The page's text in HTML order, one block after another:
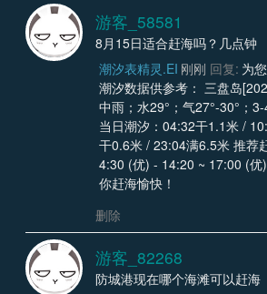
游客_58581
8月15日适合赶海吗？几点钟
潮汐表精灵.EI 刚刚 回复: 为
潮汐数据供参考： 三盘岛
中雨；水29°；气27°-30°；
当日潮汐：04:32干1.1米 /
干0.6米 / 23:04满6.5米 推荐
4:30 (优) - 14:20 ~ 17:00 (优
你赶海愉快！
删除
游客_82268
防城港现在哪个海滩可以赶海